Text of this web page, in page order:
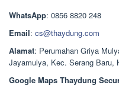
WhatsApp: 0856 8820 248
Email: cs@thaydung.com
Alamat: Perumahan Griya
Jayamulya, Kec. Serang Baru,
Google Maps Thaydung